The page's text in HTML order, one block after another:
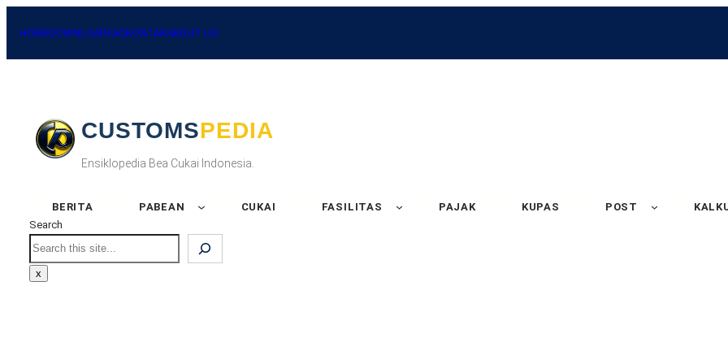
HOMEDOWNLOADFAQKONTAKABOUT US
CUSTOMSPEDIA
Ensiklopedia Bea Cukai Indonesia.
BERITA PABEAN CUKAI FASILITAS PAJAK KUPAS POST
Search
Search
x